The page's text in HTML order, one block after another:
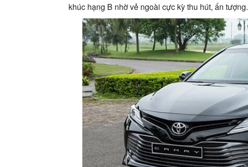
khúc hạng B nhờ vẻ ngoài cực kỳ thu hút, ấn tượng.